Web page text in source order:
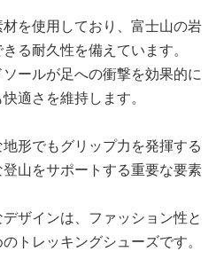
を使用しており、富士山の岩
る耐久性を備えています。
ールが足への衝撃を効果的に
適さを維持します。
形でもグリップ力を発揮する
山をサポートする重要な要素
ザインは、ファッション性と
トレッキングシューズです。